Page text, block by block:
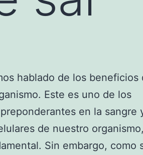
hablado de los beneficios
Este es uno de los
en la sangre
de nuestro organismo,
Sin embargo, como